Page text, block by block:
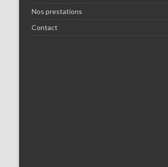
Nos prestations
Contact